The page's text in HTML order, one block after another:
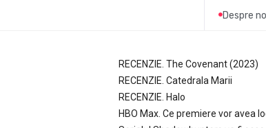
Despre
RECENZIE. The Covenant (2023)
RECENZIE. Catedrala Marii
RECENZIE. Halo
HBO Max. Ce premiere vor avea